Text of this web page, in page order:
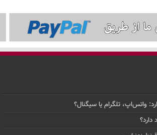
واتس‌اپ، تلگرام یا سیگنال؟